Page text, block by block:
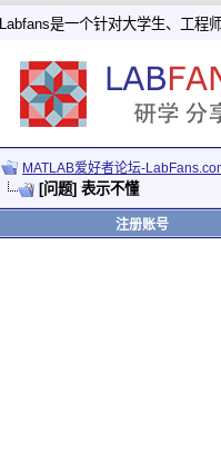
Labfans是一个针对大学生、工程
MATLAB爱好者论坛-
[问题] 表示不懂
注册账号